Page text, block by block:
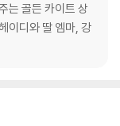
는 골든 카이트 상
이디와 딸 엠마, 강